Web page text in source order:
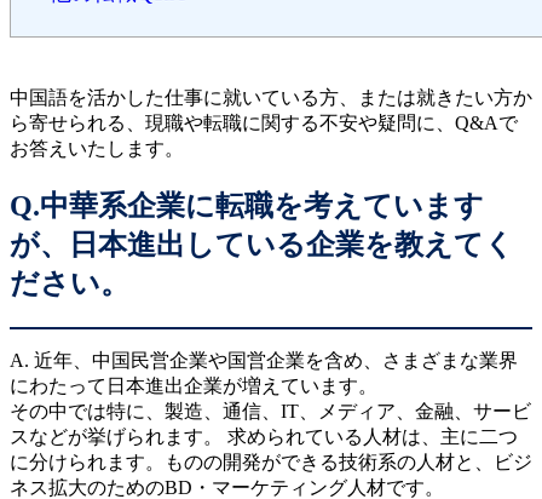
中国語を活かした仕事に就いている方、または就きたい方か
ら寄せられる、現職や転職に関する不安や疑問に、Q&Aで
お答えいたします。
Q.中華系企業に転職を考えています
が、日本進出している企業を教えてく
ださい。
A. 近年、中国民営企業や国営企業を含め、さまざまな業界
にわたって日本進出企業が増えています。
その中では特に、製造、通信、IT、メディア、金融、サービ
スなどが挙げられます。 求められている人材は、主に二つ
に分けられます。ものの開発ができる技術系の人材と、ビジ
ネス拡大のためのBD・マーケティング人材です。